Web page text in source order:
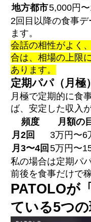
地方都市5,000円
2回目以降の食事
ます。
会話の相性がよく
合は、相場の上限
あります。
定期パパ（月極
月極で定期的に食
ば、安定した収入
頻度
月額の
月2回
3万円〜6
月3〜4回 5万円〜
私の場合は定期パ
前後を食事だけで
PATOLOが
ている5つ